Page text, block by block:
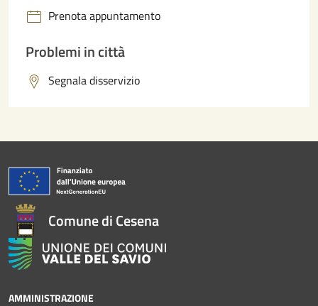
Prenota appuntamento
Problemi in città
Segnala disservizio
Comune di Cesena
AMMINISTRAZIONE